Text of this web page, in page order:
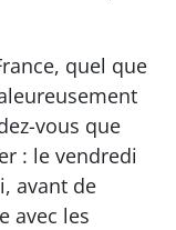
quel que
vous que
: le vendredi
avant de
avec les